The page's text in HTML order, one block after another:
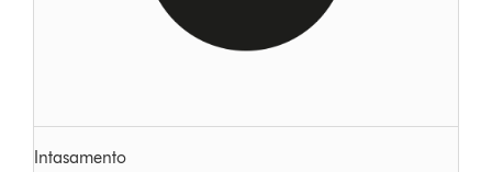
Intasamento